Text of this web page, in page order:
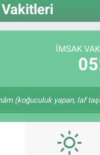
İMSAK
(koğuculuk yapan, laf